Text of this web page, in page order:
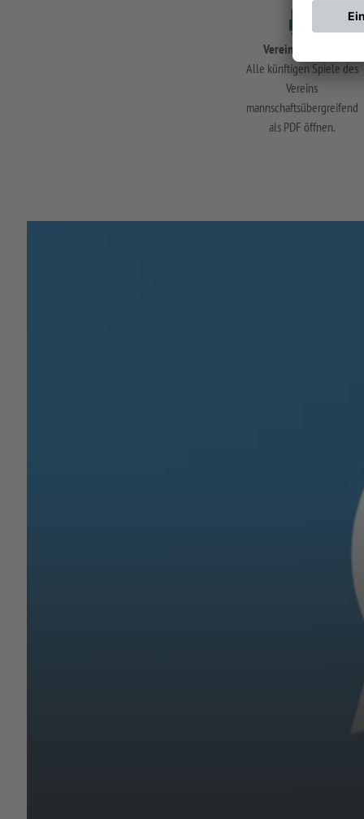
Vereinsspielplan
Alle künftigen Spiele des
Vereins
mannschaftsübergreifend
als PDF öffnen.